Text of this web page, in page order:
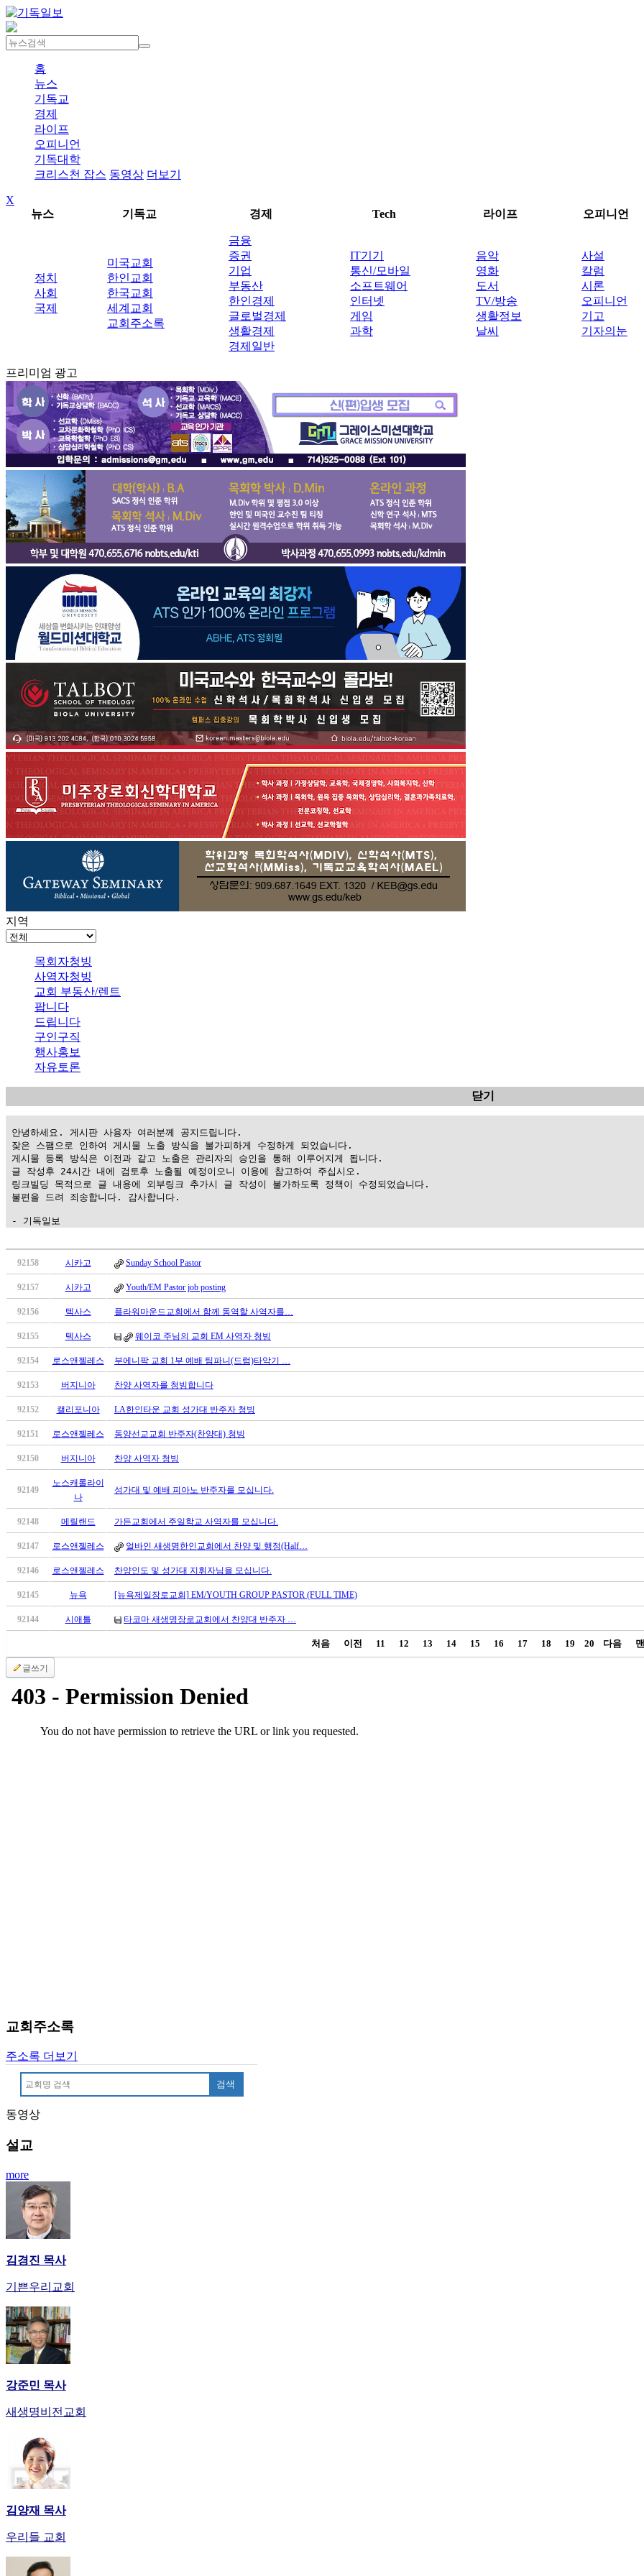
홈
뉴스
기독교
경제
라이프
오피니언
기독대학
크리스천 잡스 동영상 더보기
X
뉴스
기독교 경제 Tech 라이프 오피니언
정치
사회
국제
미국교회
한인교회
한국교회
세계교회
교회주소록
금융
증권
기업
부동산
한인경제
글로벌경제
생활경제
경제일반
IT기기
통신/모바일
소프트웨어
인터넷
게임
과학
음악
영화
도서
TV/방송
생활정보
날씨
사설
칼럼
시론
오피니언
기고
기자의눈
프리미엄 광고
지역
목회자청빙
사역자청빙
교회 부동산/렌트
팝니다
드립니다
구인구직
행사홍보
자유토론
닫기
안녕하세요. 게시판 사용자 여러분께 공지드립니다.
잦은 스팸으로 인하여 게시물 노출 방식을 불가피하게 수정하게 되었습니다.
게시물 등록 방식은 이전과 같고 노출은 관리자의 승인을 통해 이루어지게 됩니다.
글 작성후 24시간 내에 검토후 노출될 예정이오니 이용에 참고하여 주십시오.
링크빌딩 목적으로 글 내용에 외부링크 추가시 글 작성이 불가하도록 정책이 수정되었습니다.
불편을 드려 죄송합니다. 감사합니다.
- 기독일보
만
은
꼴
밍
넷
minky
마
러
약
주
야
우
즐
코
아
신
노
휴
무
만
남
어
플
시
알
리
후
가
부
진
약
아
92158 시카고 Sunday School Pastor
92157 시카고 Youth/EM Pastor job posting
92156 텍사스 플라워마운드교회에서 함께 동역할 사역자를…
92155 텍사스 웨이코 주님의 교회 EM 사역자 청빙
92154 로스앤젤레스 부에니팍 교회 1부 예배 팀파니(드럼)타악기 …
92153 버지니아 찬양 사역자를 청빙합니다
92152 캘리포니아 LA한인타운 교회 성가대 반주자 청빙
92151 로스앤젤레스 동양선교교회 반주자(찬양대) 청빙
92150 버지니아 찬양 사역자 청빙
92149
노스캐롤라이
나
성가대 및 예배 피아노 반주자를 모십니다.
92148 메릴랜드 가든교회에서 주일학교 사역자를 모십니다.
92147 로스앤젤레스 얼바인 새생명한인교회에서 찬양 및 행정(Half…
92146 로스앤젤레스 찬양인도 및 성가대 지휘자님을 모십니다.
92145 뉴욕 [뉴욕제일장로교회] EM/YOUTH GROUP PASTOR (FULL TIME)
92144 시애틀 타코마 새생명장로교회에서 찬양대 반주자 …
처음 이전 11 12 13 14 15 16 17 18 19 20 다음
글쓰기
교회주소록
주소록 더보기
검색
동영상
설교
more
김경진 목사
기쁜우리교회
강준민 목사
새생명비전교회
김양재 목사
우리들 교회